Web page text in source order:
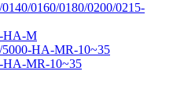
0160/0180/0200/0215-
HA-M
5000-HA-MR-10~35
HA-MR-10~35